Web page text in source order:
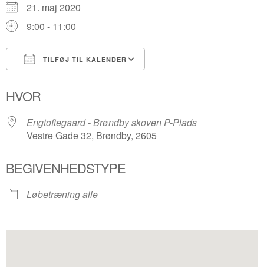
21. maj 2020
9:00 - 11:00
TILFØJ TIL KALENDER
HVOR
Engtoftegaard - Brøndby skoven P-Plads
Vestre Gade 32, Brøndby, 2605
BEGIVENHEDSTYPE
Løbetræning alle